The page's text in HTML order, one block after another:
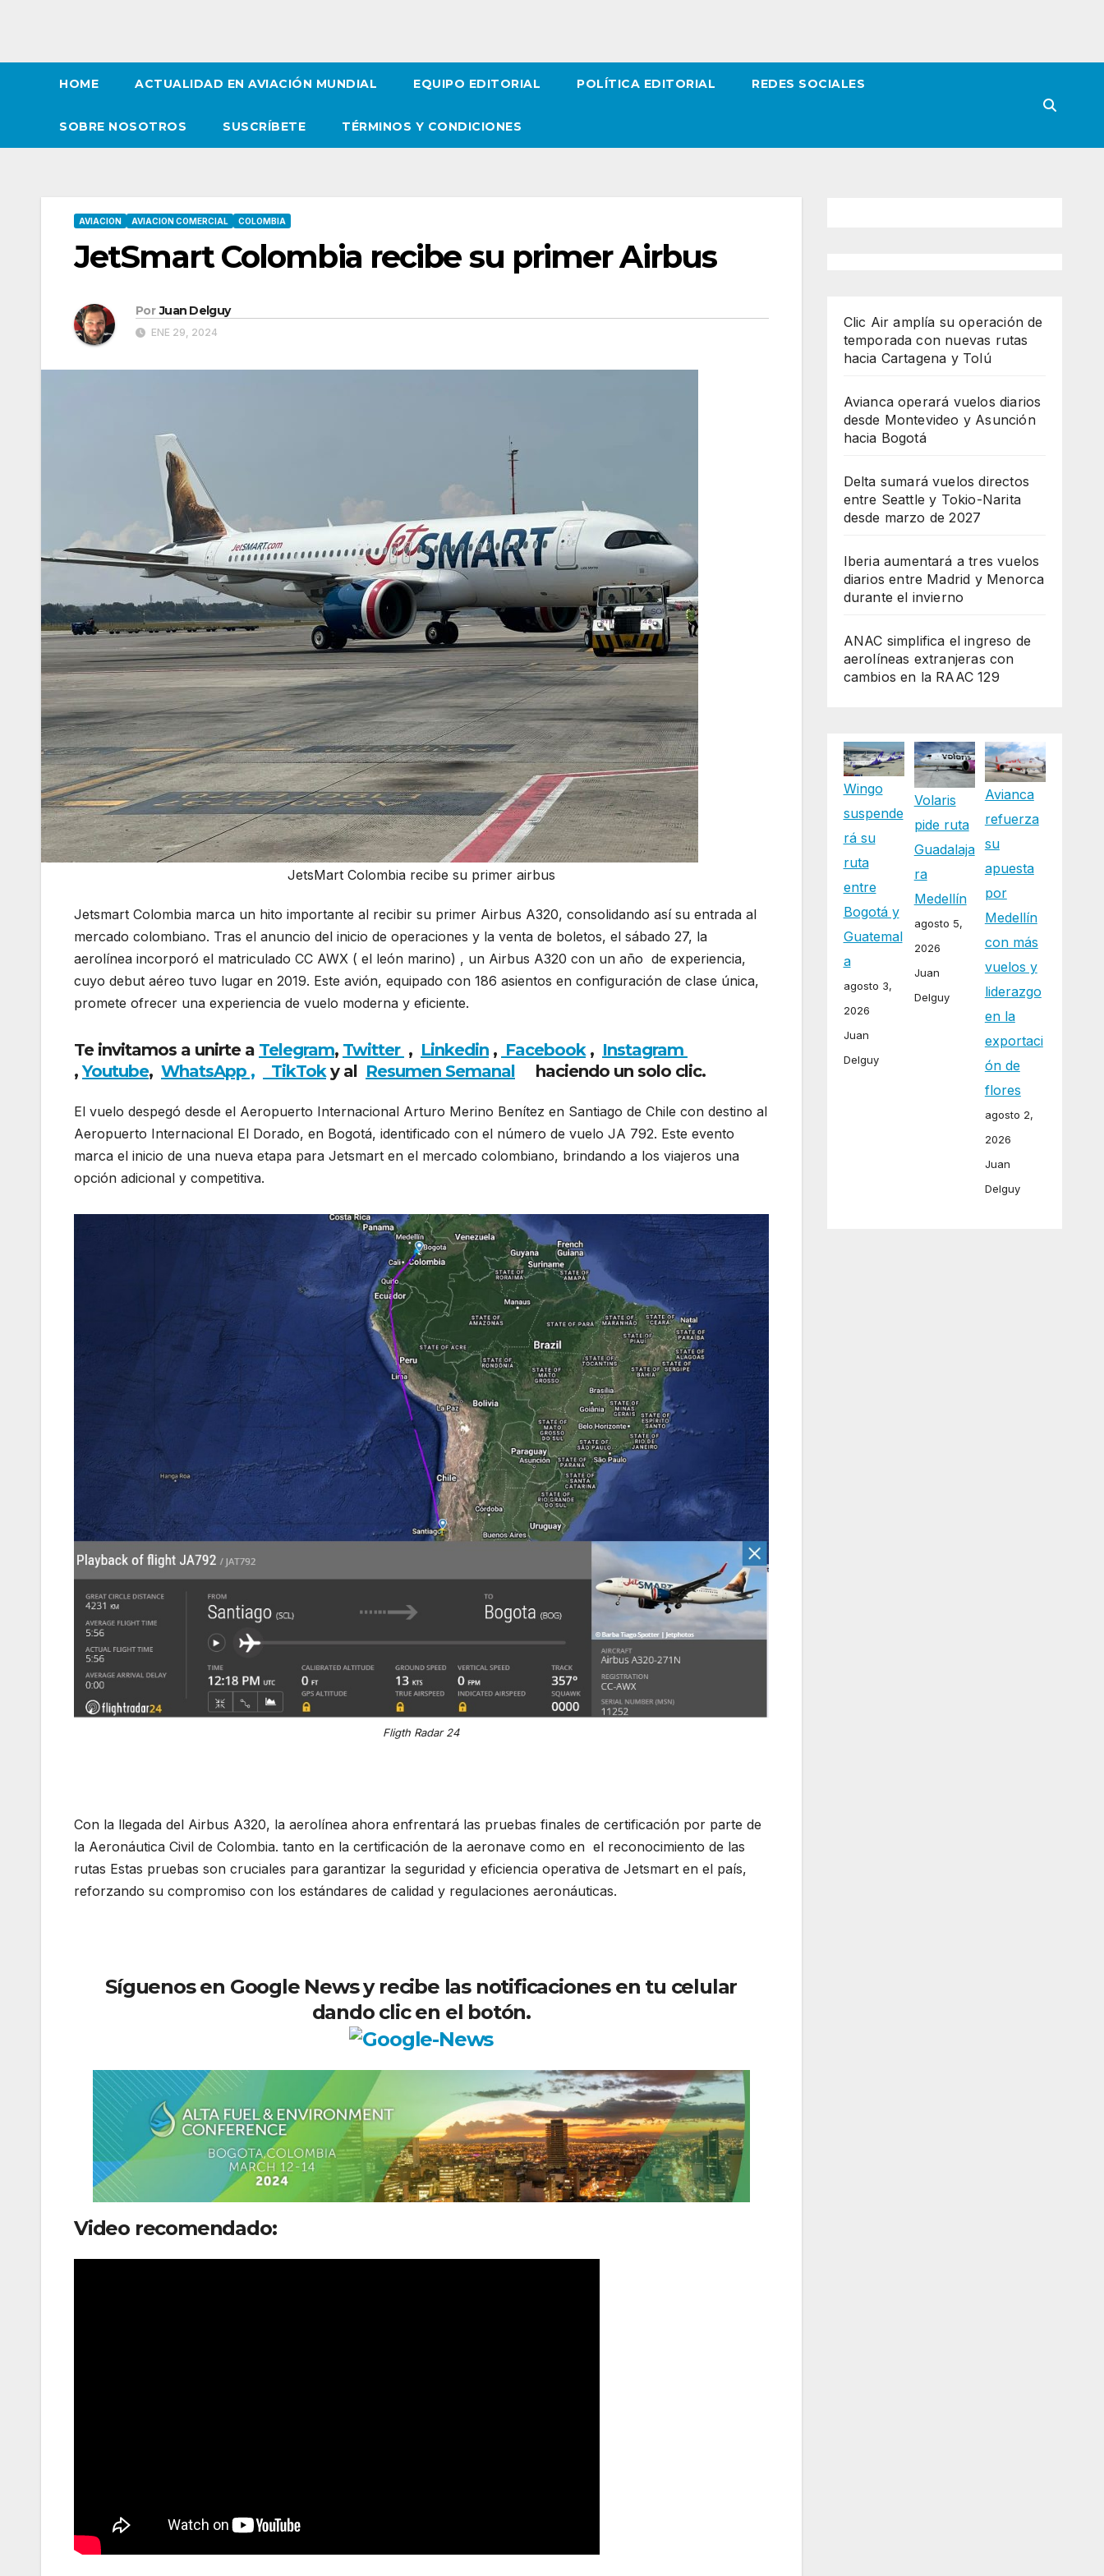
HOME ACTUALIDAD EN AVIACIÓN MUNDIAL EQUIPO EDITORIAL POLÍTICA EDITORIAL REDES SOCIALES
SOBRE NOSOTROS SUSCRÍBETE TÉRMINOS Y CONDICIONES
AVIACION AVIACION COMERCIAL COLOMBIA
JetSmart Colombia recibe su primer Airbus
Por Juan Delguy
ENE 29, 2024
JetsMart Colombia recibe su primer airbus
Jetsmart Colombia marca un hito importante al recibir su primer Airbus A320, consolidando así su entrada al
mercado colombiano. Tras el anuncio del inicio de operaciones y la venta de boletos, el sábado 27, la
aerolínea incorporó el matriculado CC AWX ( el león marino) , un Airbus A320 con un año de experiencia,
cuyo debut aéreo tuvo lugar en 2019. Este avión, equipado con 186 asientos en configuración de clase única,
promete ofrecer una experiencia de vuelo moderna y eficiente.
Te invitamos a unirte a Telegram, Twitter , Linkedin , Facebook, Instagram
,Youtube, WhatsApp , TikToky al Resumen Semanal haciendo un solo clic.
El vuelo despegó desde el Aeropuerto Internacional Arturo Merino Benítez en Santiago de Chile con destino al
Aeropuerto Internacional El Dorado, en Bogotá, identificado con el número de vuelo JA 792. Este evento
marca el inicio de una nueva etapa para Jetsmart en el mercado colombiano, brindando a los viajeros una
opción adicional y competitiva.
Fligth Radar 24
Con la llegada del Airbus A320, la aerolínea ahora enfrentará las pruebas finales de certificación por parte de
la Aeronáutica Civil de Colombia. tanto en la certificación de la aeronave como en el reconocimiento de las
rutas Estas pruebas son cruciales para garantizar la seguridad y eficiencia operativa de Jetsmart en el país,
reforzando su compromiso con los estándares de calidad y regulaciones aeronáuticas.
Síguenos en Google News y recibe las notificaciones en tu celular
dando clic en el botón.
Video recomendado:
Clic Air amplía su operación de
temporada con nuevas rutas
hacia Cartagena y Tolú
Avianca operará vuelos diarios
desde Montevideo y Asunción
hacia Bogotá
Delta sumará vuelos directos
entre Seattle y Tokio-Narita
desde marzo de 2027
Iberia aumentará a tres vuelos
diarios entre Madrid y Menorca
durante el invierno
ANAC simplifica el ingreso de
aerolíneas extranjeras con
cambios en la RAAC 129
Wingo
suspende
rá su
ruta
entre
Bogotá y
Guatemal
a
agosto 3,
2026
Juan
Delguy
Volaris
pide ruta
Guadalaja
ra
Medellín
agosto 5,
2026
Juan
Delguy
Avianca
refuerza
su
apuesta
por
Medellín
con más
vuelos y
liderazgo
en la
exportaci
ón de
flores
agosto 2,
2026
Juan
Delguy